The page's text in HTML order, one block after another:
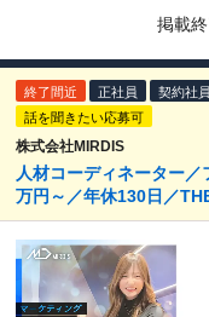
掲載
終了間近 正社員 契約社員
話を聞きたい応募可
株式会社MIRDIS
人材コーディネーター
万円～／年休130日／